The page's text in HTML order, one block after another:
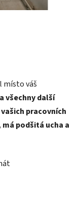
místo váš
všechny další
pracovních
podšitá ucha a